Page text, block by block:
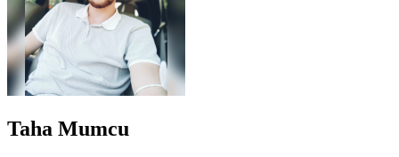
Taha Mumcu